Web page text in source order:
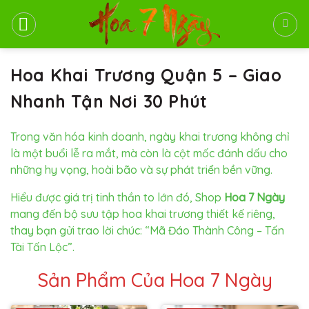
qua
Hoa Khai Trương Quận 5 – Giao
Nhanh Tận Nơi 30 Phút
Trong văn hóa kinh doanh, ngày khai trương không chỉ
là một buổi lễ ra mắt, mà còn là cột mốc đánh dấu cho
những hy vọng, hoài bão và sự phát triển bền vững.
Hiểu được giá trị tinh thần to lớn đó, Shop Hoa 7 Ngày
mang đến bộ sưu tập hoa khai trương thiết kế riêng,
thay bạn gửi trao lời chúc: “Mã Đáo Thành Công – Tấn
Tài Tấn Lộc”.
Sản Phẩm Của Hoa 7 Ngày